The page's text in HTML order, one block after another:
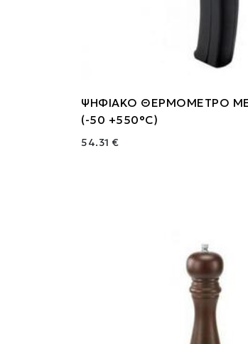
ΨΗΦΙΑΚΟ ΘΕΡΜΟΜΕΤΡΟ
(-50 +550°c)
54.31 €